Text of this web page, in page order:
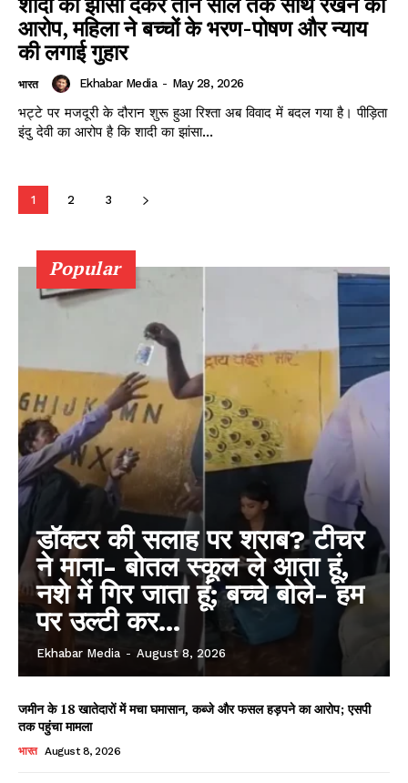
Magazine PRO
Company
About
Contact us
Subscription Plans
My account
आरोप, महिला ने बच्चों के भरण-पोषण और न्याय
की लगाई गुहार
भारत Ekhabar Media - May 28, 2026
भट्टे पर मजदूरी के दौरान शुरू हुआ रिश्ता अब विवाद में बदल गया है। पीड़िता
इंदु देवी का आरोप है कि शादी का झांसा...
1 2 3
Popular
डॉक्टर की सलाह पर शराब? टीचर
ने माना- बोतल स्कूल ले आता हूं,
नशे में गिर जाता हूं; बच्चे बोले- हम
पर उल्टी कर...
Ekhabar Media - August 8, 2026
जमीन के 18 खातेदारों में मचा घमासान, कब्जे और फसल हड़पने का आरोप; एसपी
तक पहुंचा मामला
भारत August 8, 2026